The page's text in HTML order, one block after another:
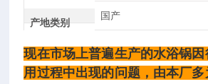
产地类别
国产
现在市场上普遍生产的水浴锅
用过程中出现的问题，由本厂